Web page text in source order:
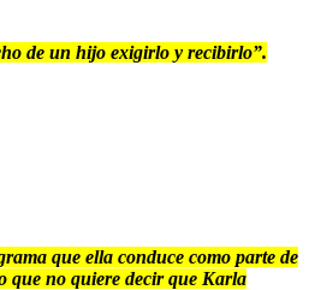
de un hijo exigirlo y recibirlo”.
que ella conduce como parte de
que no quiere decir que Karla